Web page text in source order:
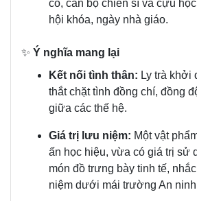
cô, cán bộ chiến sĩ và cựu
hội khóa, ngày nhà giáo.
✨ Ý nghĩa mang lại
Kết nối tình thân: Ly trà khởi
thắt chặt tình đồng chí, đồng
giữa các thế hệ.
Giá trị lưu niệm: Một vật
ấn học hiệu, vừa có giá trị sử
món đồ trưng bày tinh tế,
niệm dưới mái trường An